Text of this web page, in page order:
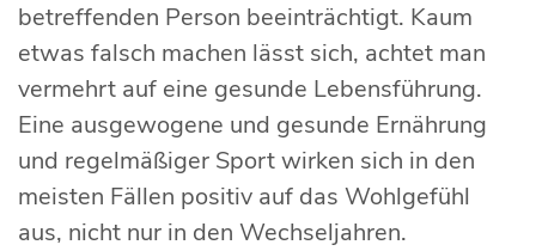
betreffenden Person beeinträchtigt. Kaum
etwas falsch machen lässt sich, achtet man
vermehrt auf eine gesunde Lebensführung.
Eine ausgewogene und gesunde Ernährung
und regelmäßiger Sport wirken sich in den
meisten Fällen positiv auf das Wohlgefühl
aus, nicht nur in den Wechseljahren.